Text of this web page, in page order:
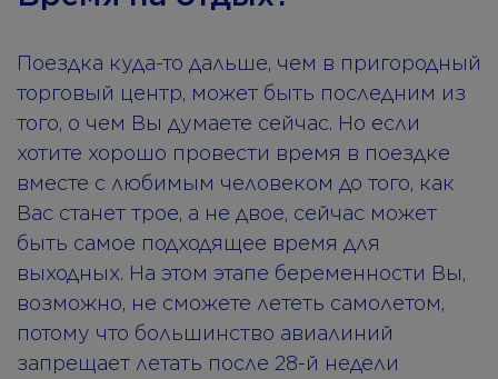
Поездка куда-то дальше, чем в пригородный
торговый центр, может быть последним из
того, о чем Вы думаете сейчас. Но если
хотите хорошо провести время в поездке
вместе с любимым человеком до того, как
Вас станет трое, а не двое, сейчас может
быть самое подходящее время для
выходных. На этом этапе беременности Вы,
возможно, не сможете лететь самолетом,
потому что большинство авиалиний
запрещает летать после 28-й недели